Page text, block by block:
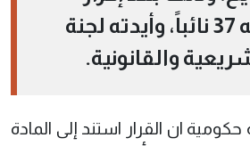
طلب تقدّم به 37 نائباً، وأيدته لجنة
والقانونية.
ان القرار استند إلى المادة